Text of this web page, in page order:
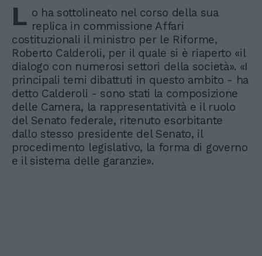
L o ha sottolineato nel corso della sua
replica in commissione Affari
costituzionali il ministro per le Riforme,
Roberto Calderoli, per il quale si è riaperto «il
dialogo con numerosi settori della società». «I
principali temi dibattuti in questo ambito - ha
detto Calderoli - sono stati la composizione
delle Camera, la rappresentatività e il ruolo
del Senato federale, ritenuto esorbitante
dallo stesso presidente del Senato, il
procedimento legislativo, la forma di governo
e il sistema delle garanzie».